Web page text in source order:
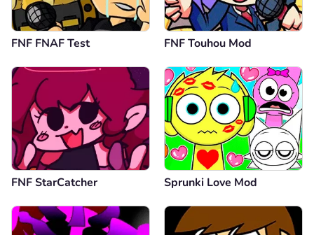
FNF FNAF Test FNF Touhou Mod
FNF StarCatcher Sprunki Love Mod